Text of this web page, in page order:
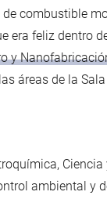
combustible
era feliz dentro
y
áreas de la
ambiental y